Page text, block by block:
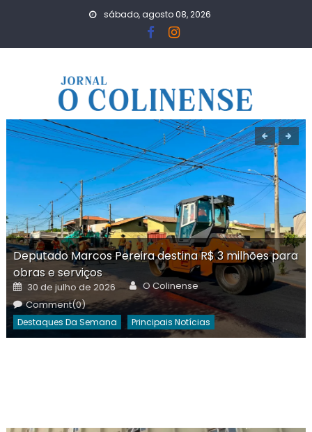
sábado, agosto 08, 2026
Deputado Marcos Pereira destina R$ 3 milhões para
obras e serviços
Posted
on
30 de julho de 2026 Author
O Colinense
Comment(0)
Destaques Da Semana Principais Notícias